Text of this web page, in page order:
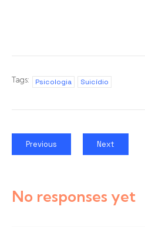
Tags: Psicologia Suicídio
Previous Next
No responses yet